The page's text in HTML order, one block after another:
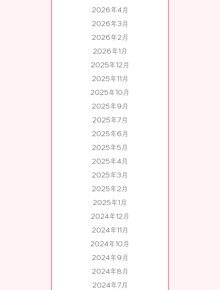
2026年4月
2026年3月
2026年2月
2026年1月
2025年12月
2025年11月
2025年10月
2025年9月
2025年7月
2025年6月
2025年5月
2025年4月
2025年3月
2025年2月
2025年1月
2024年12月
2024年11月
2024年10月
2024年9月
2024年8月
2024年7月